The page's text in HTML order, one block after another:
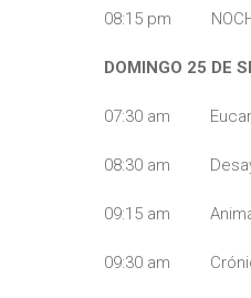
08:15 pm
DOMINGO 25 DE
07:30 am
08:30 am
09:15 am
09:30 am